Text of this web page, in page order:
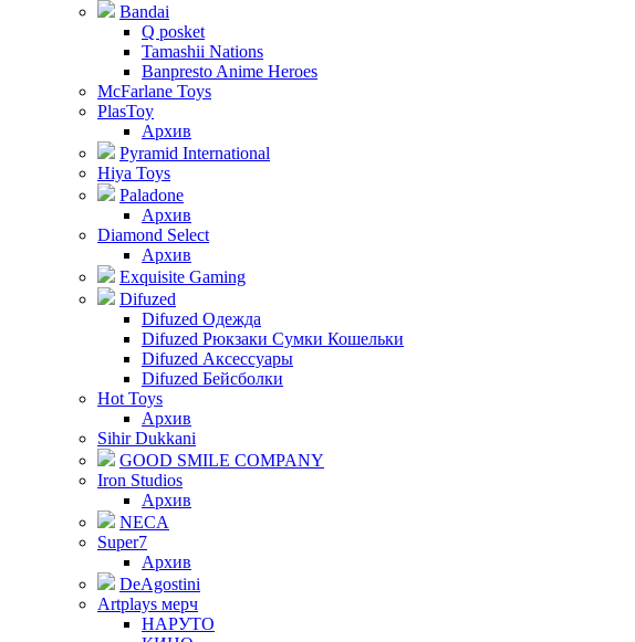
Bandai
Q posket
Tamashii Nations
Banpresto Anime Heroes
McFarlane Toys
PlasToy
Архив
Pyramid International
Hiya Toys
Paladone
Архив
Diamond Select
Архив
Exquisite Gaming
Difuzed
Difuzed Одежда
Difuzed Рюкзаки Сумки Кошельки
Difuzed Аксессуары
Difuzed Бейсболки
Hot Toys
Архив
Sihir Dukkani
GOOD SMILE COMPANY
Iron Studios
Архив
NECA
Super7
Архив
DeAgostini
Artplays мерч
НАРУТО